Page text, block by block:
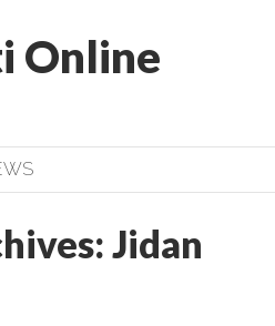
Online
și urmarea lui Hristos. Calea spre
Jidan